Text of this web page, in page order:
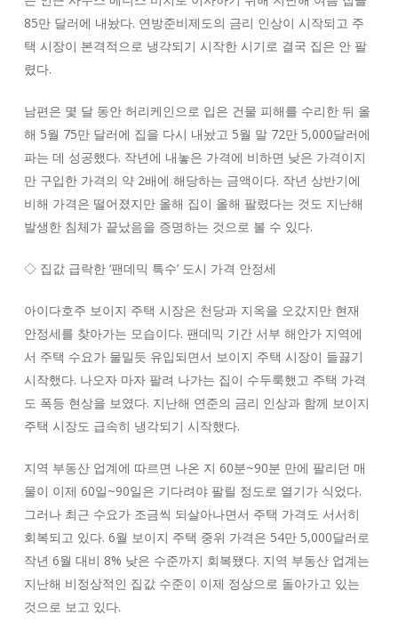
85만 달러에 내놨다. 연방준비제도의 금리 인상이 시작되고 주
택 시장이 본격적으로 냉각되기 시작한 시기로 결국 집은 안 팔
렸다.
남편은 몇 달 동안 허리케인으로 입은 건물 피해를 수리한 뒤 올
해 5월 75만 달러에 집을 다시 내놨고 5월 말 72만 5,000달러에
파는 데 성공했다. 작년에 내놓은 가격에 비하면 낮은 가격이지
만 구입한 가격의 약 2배에 해당하는 금액이다. 작년 상반기에
비해 가격은 떨어졌지만 올해 집이 올해 팔렸다는 것도 지난해
발생한 침체가 끝났음을 증명하는 것으로 볼 수 있다.
◇ 집값 급락한 ‘팬데믹 특수’ 도시 가격 안정세
아이다호주 보이지 주택 시장은 천당과 지옥을 오갔지만 현재
안정세를 찾아가는 모습이다. 팬데믹 기간 서부 해안가 지역에
서 주택 수요가 물밀듯 유입되면서 보이지 주택 시장이 들끓기
시작했다. 나오자 마자 팔려 나가는 집이 수두룩했고 주택 가격
도 폭등 현상을 보였다. 지난해 연준의 금리 인상과 함께 보이지
주택 시장도 급속히 냉각되기 시작했다.
지역 부동산 업계에 따르면 나온 지 60분~90분 만에 팔리던 매
물이 이제 60일~90일은 기다려야 팔릴 정도로 열기가 식었다.
그러나 최근 수요가 조금씩 되살아나면서 주택 가격도 서서히
회복되고 있다. 6월 보이지 주택 중위 가격은 54만 5,000달러로
작년 6월 대비 8% 낮은 수준까지 회복됐다. 지역 부동산 업계는
지난해 비정상적인 집값 수준이 이제 정상으로 돌아가고 있는
것으로 보고 있다.